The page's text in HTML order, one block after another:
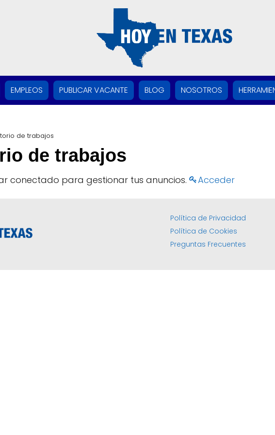
EMPLEOS PUBLICAR VACANTE BLOG NOSOTROS
de trabajos
de trabajos
conectado para gestionar tus anuncios. Acceder
Política de Privacidad
Política de Cookies
Preguntas Frecuentes